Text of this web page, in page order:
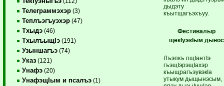
Телеграммэхэр (3)
Теплъэгъуэхэр (47)
Тхыдэ (46)
ТхылъыщIэ (191)
Узыншагъэ (74)
Указ (121)
Унафэ (20)
УнафэщIым и псалъэ (1)
дыдэту
къытщагъэхъуу.
Фестивалыр
щекIуэкIым дынос
Лъэпкъ пщIантIэ
гъэщIэрэщIахэр
къыщрагъэувэкIа
утыкум дыщынэсым,